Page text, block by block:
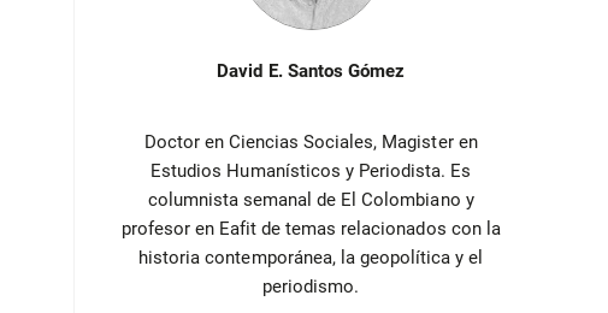
David E. Santos Gómez
Doctor en Ciencias Sociales, Magister en
Estudios Humanísticos y Periodista. Es
columnista semanal de El Colombiano y
profesor en Eafit de temas relacionados con la
historia contemporánea, la geopolítica y el
periodismo.